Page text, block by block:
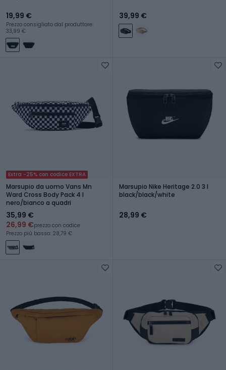
19,99 €
Prezzo consigliato dal produttore:
33,99 €
39,99 €
Extra -25% con codice EXTRA
Marsupio da uomo Vans Mn
Ward Cross Body Pack 4 l
nero/bianco a quadri
35,99 €
26,99 €prezzo con codice
Prezzo più basso: 28,79 €
Marsupio Nike Heritage 2.0 3 l
black/black/white
28,99 €